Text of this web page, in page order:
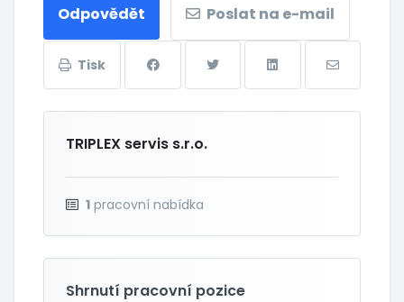
Odpovědět Poslat na e-mail
Tisk
TRIPLEX servis s.r.o.
1 pracovní nabídka
Shrnutí pracovní pozice